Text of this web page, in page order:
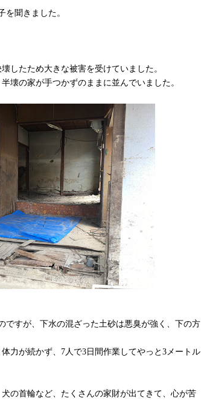
聞きました。
したため大きな被害を受けていました。
壊の家が手つかずのままに並んでいました。
ですが、下水の混ざった土砂は悪臭が強く、下の方
力が続かず、7人で3日間作業してやっと3メートル
の首輪など、たくさんの家財が出てきて、心が苦